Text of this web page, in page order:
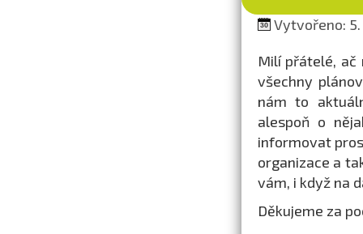
Vytvořeno: 5.
Milí přátelé, ač
všechny
nám to
alespoň o
informovat
organizace a
vám, i když na
Děkujeme za